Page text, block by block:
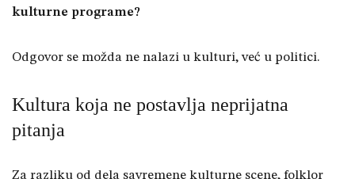
kulturne programe?
Odgovor se možda ne nalazi u kulturi, već u politici.
Kultura koja ne postavlja neprijatna
pitanja
Za razliku od dela savremene kulturne scene, folklor